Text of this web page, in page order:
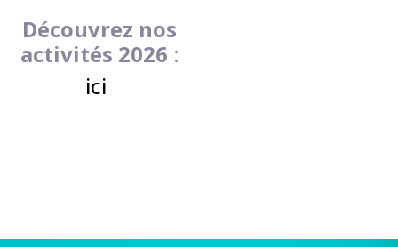
Découvrez nos
activités 2026 :
ici